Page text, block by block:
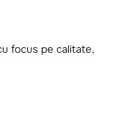
focus pe calitate,